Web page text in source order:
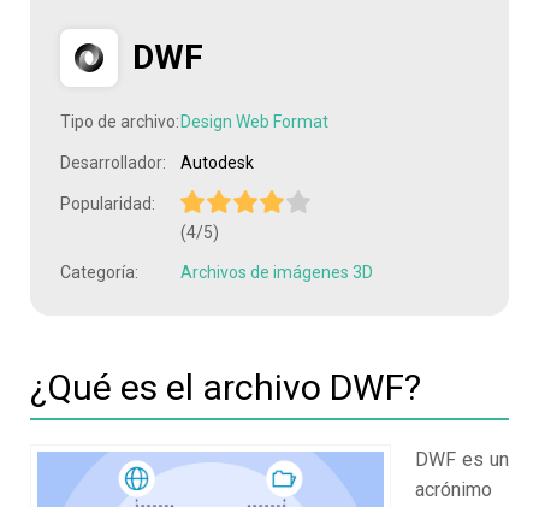
DWF
Tipo de archivo: Design Web Format
Desarrollador: Autodesk
Popularidad:
(4/5)
Categoría: Archivos de imágenes 3D
¿Qué es el archivo DWF?
DWF es un
acrónimo